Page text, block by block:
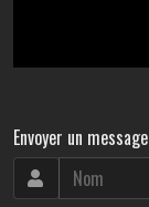
Envoyer un message